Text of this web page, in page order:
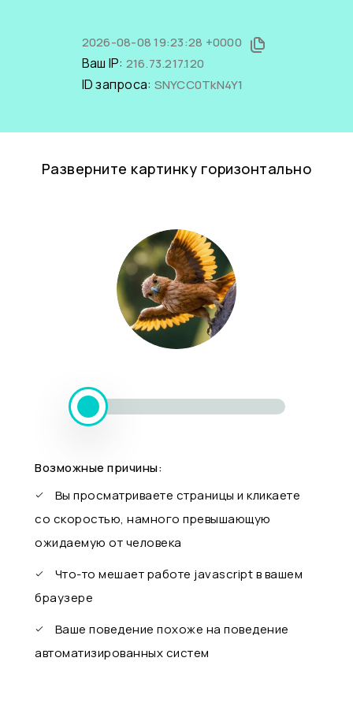
2026-08-08 19:23:28 +0000
Ваш IP: 216.73.217.120
ID запроса: SNYCC0TkN4Y1
Разверните картинку горизонтально
Возможные причины:
Вы просматриваете страницы и кликаете
со скоростью, намного превышающую
ожидаемую от человека
Что-то мешает работе javascript в вашем
браузере
Ваше поведение похоже на поведение
автоматизированных систем